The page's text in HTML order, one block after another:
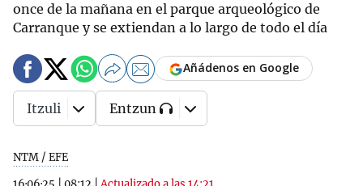
once de la mañana en el parque arqueológico de
Carranque y se extiendan a lo largo de todo el día
NTM / EFE
Añádenos en Google
Itzuli Entzun